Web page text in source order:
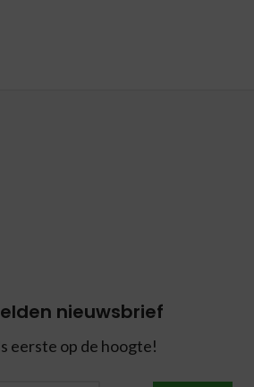
nieuwsbrief
eerste op de hoogte!